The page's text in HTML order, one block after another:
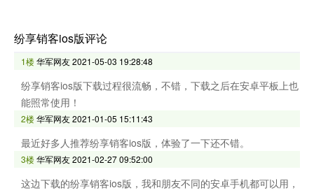
纷享销客ios版评论
1楼华军网友2021-05-03 19:28:48
纷享销客ios版下载过程很流畅，不错，下载之后在安卓平板上也
能照常使用！
2楼华军网友2021-01-05 15:11:43
最近好多人推荐纷享销客ios版，体验了一下还不错。
3楼华军网友2021-02-27 09:52:00
这边下载的纷享销客ios版，我和朋友不同的安卓手机都可以用，